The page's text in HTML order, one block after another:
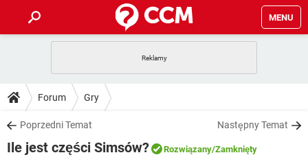
MENU
GRY
SPOTIFY
INSTAGRAM FACEBOOK
PORADY
PlayStation
DO POBRANIA
ANDROID TIKTOK
FORUM
Forum Gry
Poprzedni Temat Następny Temat
Ile jest części Simsów? Rozwiązany/Zamknięty